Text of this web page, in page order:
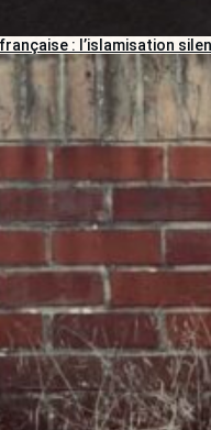
française : l’islamisation